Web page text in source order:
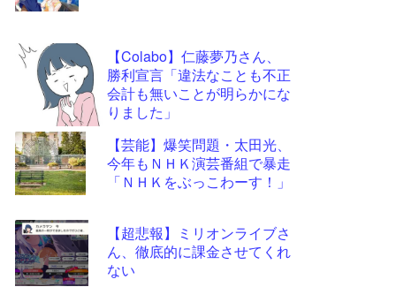
【Colabo】仁藤夢乃さん、
勝利宣言「違法なことも不正
会計も無いことが明らかにな
りました」
【芸能】爆笑問題・太田光、
今年もＮＨＫ演芸番組で暴走
「ＮＨＫをぶっこわーす！」
【超悲報】ミリオンライブさ
ん、徹底的に課金させてくれ
ない
- 固
定リ
更新
ツー
ル